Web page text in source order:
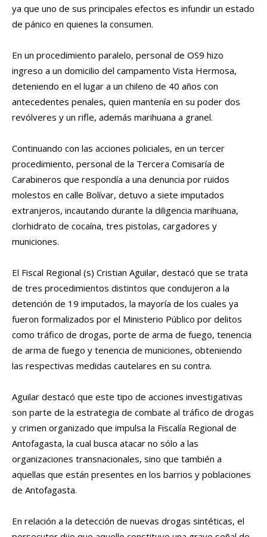
ya que uno de sus principales efectos es infundir un estado
de pánico en quienes la consumen.
En un procedimiento paralelo, personal de OS9 hizo
ingreso a un domicilio del campamento Vista Hermosa,
deteniendo en el lugar a un chileno de 40 años con
antecedentes penales, quien mantenía en su poder dos
revólveres y un rifle, además marihuana a granel.
Continuando con las acciones policiales, en un tercer
procedimiento, personal de la Tercera Comisaría de
Carabineros que respondía a una denuncia por ruidos
molestos en calle Bolívar, detuvo a siete imputados
extranjeros, incautando durante la diligencia marihuana,
clorhidrato de cocaína, tres pistolas, cargadores y
municiones.
El Fiscal Regional (s) Cristian Aguilar, destacó que se trata
de tres procedimientos distintos que condujeron a la
detención de 19 imputados, la mayoría de los cuales ya
fueron formalizados por el Ministerio Público por delitos
como tráfico de drogas, porte de arma de fuego, tenencia
de arma de fuego y tenencia de municiones, obteniendo
las respectivas medidas cautelares en su contra.
Aguilar destacó que este tipo de acciones investigativas
son parte de la estrategia de combate al tráfico de drogas
y crimen organizado que impulsa la Fiscalía Regional de
Antofagasta, la cual busca atacar no sólo a las
organizaciones transnacionales, sino que también a
aquellas que están presentes en los barrios y poblaciones
de Antofagasta.
En relación a la detección de nuevas drogas sintéticas, el